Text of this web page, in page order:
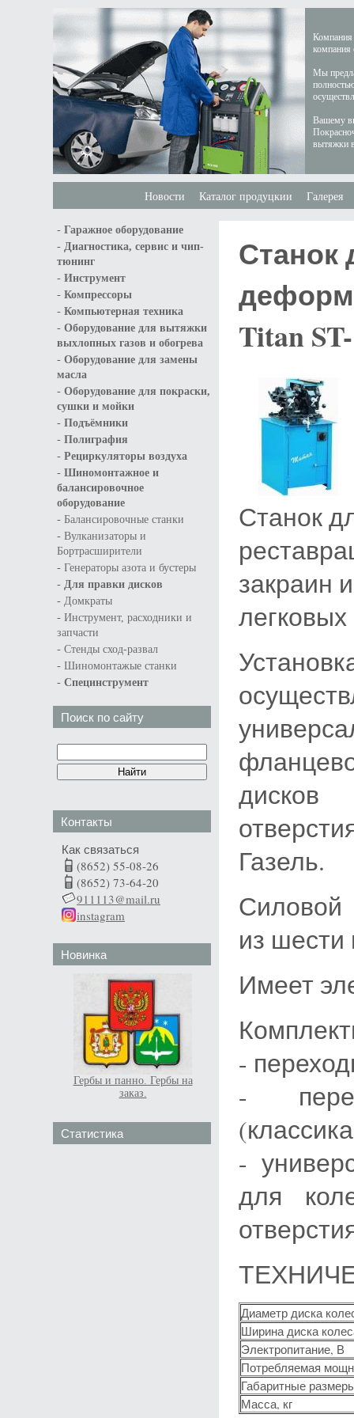
Компания
компания
Мы
Вашему
вытяжки
Новости Каталог продуцкии Галерея
- Гаражное оборудование
- Диагностика, сервис и чип-
тюнинг
- Инструмент
- Компрессоры
- Компьютерная техника
- Оборудование для вытяжки
выхлопных газов и обогрева
- Оборудование для замены
масла
- Оборудование для покраски,
сушки и мойки
- Подъёмники
- Полиграфия
- Рециркуляторы воздуха
- Шиномонтажное и
балансировочное
оборудование
- Балансировочные станки
- Вулканизаторы и
Бортрасширители
- Генераторы азота и бустеры
- Для правки дисков
- Домкраты
- Инструмент, расходники и
запчасти
- Стенды сход-развал
- Шиномонтажые станки
- Специнструмент
Поиск по сайту
Контакты
Как связаться
(8652) 55-08-26
(8652) 73-64-20
911113@mail.ru
instagram
Новинка
Гербы и панно. Гербы на
заказ.
Статистика
Станок
Titan
Станок
закраин
Газель.
Силовой
из шести
Имеет
-
-
-
для
Диаметр диска
Ширина диска
Электропитание, В
Потребляемая
Габаритные
Масса, кг